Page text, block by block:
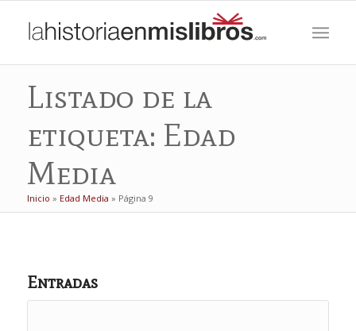
Listado de la
etiqueta: Edad
Media
Inicio » Edad Media » Página 9
Entradas